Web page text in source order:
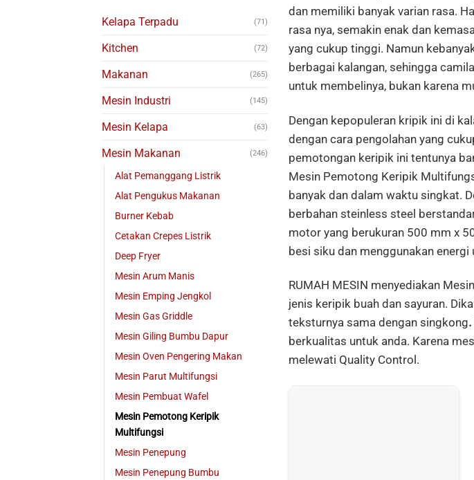
Kelapa Terpadu (71)
Kitchen (72)
Makanan (265)
Mesin Industri (145)
Mesin Kelapa (63)
Mesin Makanan (246)
Alat Pemanggang Listrik
Alat Pengukus Makanan
Burner Kebab
Cetakan Crepes Listrik
Deep Fryer
Mesin Arum Manis
Mesin Emping Jengkol
Mesin Gas Griddle
Mesin Giling Bumbu Dapur
Mesin Oven Pengering Makan
Mesin Parut Multifungsi
Mesin Pembuat Wafel
Mesin Pemotong Keripik
Multifungsi
Mesin Penepung
Mesin Penepung Bumbu
dan memiliki banyak varian rasa.
rasa nya, semakin enak dan
yang cukup tinggi. Namun
berbagai kalangan, sehingga
untuk membelinya, bukan karena
Dengan kepopuleran kripik ini di
dengan cara pengolahan yang
pemotongan keripik ini tentunya
Mesin Pemotong Keripik
banyak dan dalam waktu singkat.
berbahan steinless steel
motor yang berukuran 500 mm x
besi siku dan menggunakan
RUMAH MESIN menyediakan
jenis keripik buah dan sayuran.
teksturnya sama dengan singkong.
berkualitas untuk anda. Karena
melewati Quality Control.